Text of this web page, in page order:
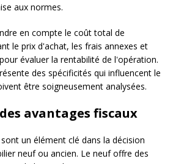
aux normes.
en compte le coût total de
le prix d'achat, les frais annexes et
évaluer la rentabilité de l'opération.
des spécificités qui influencent le
être soigneusement analysées.
avantages fiscaux
un élément clé dans la décision
neuf ou ancien. Le neuf offre des